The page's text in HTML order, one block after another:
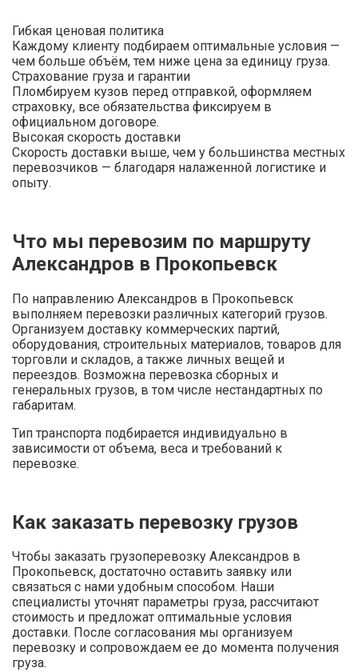
Гибкая ценовая политика
Каждому клиенту подбираем оптимальные условия —
чем больше объём, тем ниже цена за единицу груза.
Страхование груза и гарантии
Пломбируем кузов перед отправкой, оформляем
страховку, все обязательства фиксируем в
официальном договоре.
Высокая скорость доставки
Скорость доставки выше, чем у большинства местных
перевозчиков — благодаря налаженной логистике и
опыту.
Что мы перевозим по маршруту
Александров в Прокопьевск
По направлению Александров в Прокопьевск
выполняем перевозки различных категорий грузов.
Организуем доставку коммерческих партий,
оборудования, строительных материалов, товаров для
торговли и складов, а также личных вещей и
переездов. Возможна перевозка сборных и
генеральных грузов, в том числе нестандартных по
габаритам.
Тип транспорта подбирается индивидуально в
зависимости от объема, веса и требований к
перевозке.
Как заказать перевозку грузов
Чтобы заказать грузоперевозку Александров в
Прокопьевск, достаточно оставить заявку или
связаться с нами удобным способом. Наши
специалисты уточнят параметры груза, рассчитают
стоимость и предложат оптимальные условия
доставки. После согласования мы организуем
перевозку и сопровождаем ее до момента получения
груза.